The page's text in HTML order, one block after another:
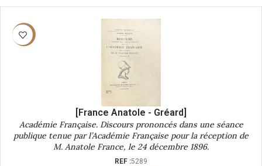
-40%
[France Anatole - Gréard]
Académie Française. Discours prononcés dans une séance
publique tenue par l’Académie Française pour la réception de
M. Anatole France, le 24 décembre 1896.
REF :5289